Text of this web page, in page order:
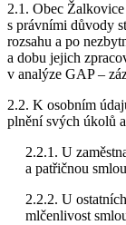
2.1. Obec
s právními důvody
rozsahu a po
a dobu jejich
v analýze GAP –
2.2. K osobním
plnění svých úkolů
2.2.1. U
a patřičnou
2.2.2. U
mlčenlivost